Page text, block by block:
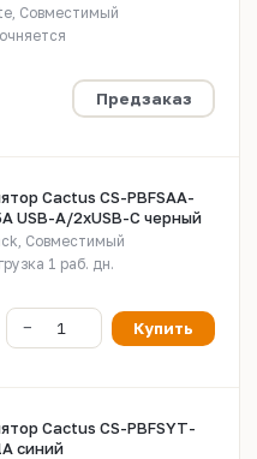
Совместимый
Предзаказ
Cactus CS-PBFSAA-
USB-A/2xUSB-C черный
Совместимый
1 раб. дн.
Купить
Cactus CS-PBFSYT-
синий